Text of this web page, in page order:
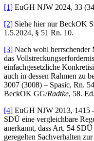
[1] EuGH NJW 2024, 33
[2] Siehe hier nur BeckOK
1.5.2024, § 51 Rn. 10.
[3] Nach wohl herrschender
das
einfachgesetzliche
auch in dessen Rahmen zu
3007 (3008) – Spasic, Rn.
BeckOK GG/Radtke, 58.
[4] EuGH NJW 2013, 1415
SDÜ eine vergleichbare
anerkannt, dass Art. 54
geregelten Sachverhalten